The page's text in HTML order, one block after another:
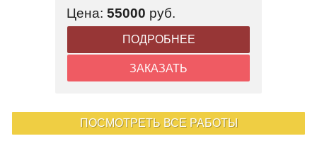
Цена: 55000 руб.
ПОДРОБНЕЕ
ЗАКАЗАТЬ
ПОСМОТРЕТЬ ВСЕ РАБОТЫ